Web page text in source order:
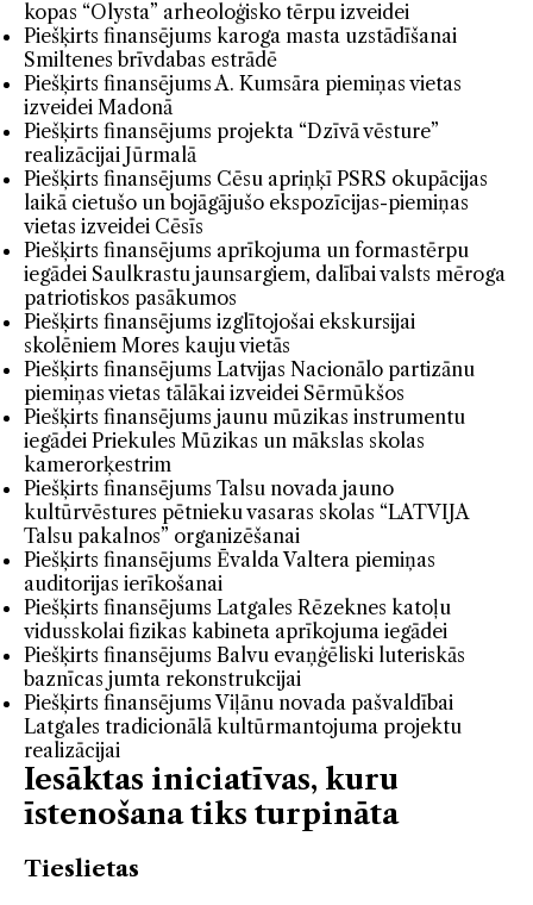
kopas “Olysta” arheoloģisko tērpu izveidei
Piešķirts finansējums karoga masta uzstādīšanai
Smiltenes brīvdabas estrādē
Piešķirts finansējums A. Kumsāra piemiņas vietas
izveidei Madonā
Piešķirts finansējums projekta “Dzīvā vēsture”
realizācijai Jūrmalā
Piešķirts finansējums Cēsu apriņķī PSRS okupācijas
laikā cietušo un bojāgājušo ekspozīcijas-piemiņas
vietas izveidei Cēsīs
Piešķirts finansējums aprīkojuma un formastērpu
iegādei Saulkrastu jaunsargiem, dalībai valsts mēroga
patriotiskos pasākumos
Piešķirts finansējums izglītojošai ekskursijai
skolēniem Mores kauju vietās
Piešķirts finansējums Latvijas Nacionālo partizānu
piemiņas vietas tālākai izveidei Sērmūkšos
Piešķirts finansējums jaunu mūzikas instrumentu
iegādei Priekules Mūzikas un mākslas skolas
kamerorķestrim
Piešķirts finansējums Talsu novada jauno
kultūrvēstures pētnieku vasaras skolas “LATVIJA
Talsu pakalnos” organizēšanai
Piešķirts finansējums Ēvalda Valtera piemiņas
auditorijas ierīkošanai
Piešķirts finansējums Latgales Rēzeknes katoļu
vidusskolai fizikas kabineta aprīkojuma iegādei
Piešķirts finansējums Balvu evaņģēliski luteriskās
baznīcas jumta rekonstrukcijai
Piešķirts finansējums Viļānu novada pašvaldībai
Latgales tradicionālā kultūrmantojuma projektu
realizācijai
Iesāktas iniciatīvas, kuru
īstenošana tiks turpināta
Tieslietas